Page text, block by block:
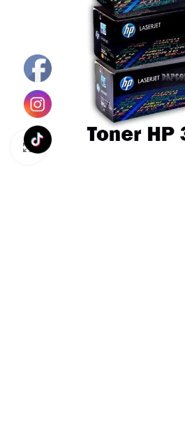
Haga Click para agrandar